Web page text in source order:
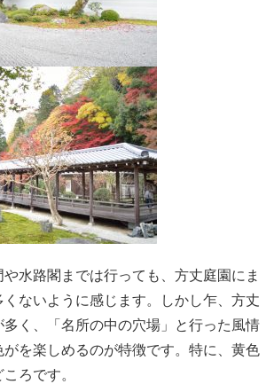
や水路閣までは行っても、方丈庭園にま
ないように感じます。しかし乍、方丈
多く、「名所の中の穴場」と行った風情
がを楽しめるのが特徴です。特に、黄色
ろです。